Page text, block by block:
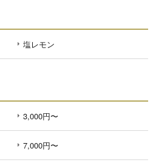
塩レモン
3,000円〜
7,000円〜